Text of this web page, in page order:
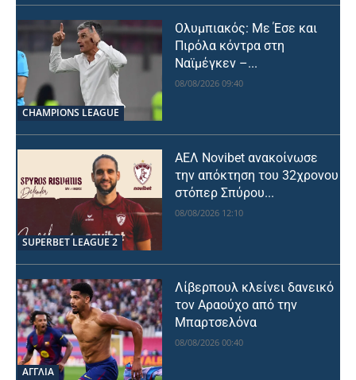
CHAMPIONS LEAGUE
Ολυμπιακός: Με Έσε και
Πιρόλα κόντρα στη
Ναϊμέγκεν –...
08/08/2026 09:40
SUPERBET LEAGUE 2
ΑΕΛ Novibet ανακοίνωσε
την απόκτηση του 32χρονου
στόπερ Σπύρου...
08/08/2026 12:10
ΑΓΓΛΙΑ
Λίβερπουλ κλείνει δανεικό
τον Αραούχο από την
Μπαρτσελόνα
08/08/2026 00:40